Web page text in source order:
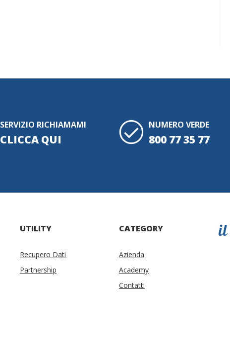
SERVIZIO RICHIAMAMI
CLICCA QUI
NUMERO VERDE
800 77 35 77
UTILITY
Recupero Dati
Partnership
CATEGORY
Azienda
Academy
Contatti